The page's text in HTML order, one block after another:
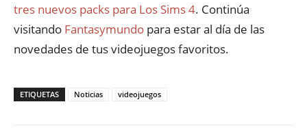
tres nuevos packs para Los Sims 4. Continúa
visitando Fantasymundo para estar al día de las
novedades de tus videojuegos favoritos.
ETIQUETAS Noticias videojuegos